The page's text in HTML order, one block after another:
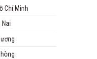
Chí Minh